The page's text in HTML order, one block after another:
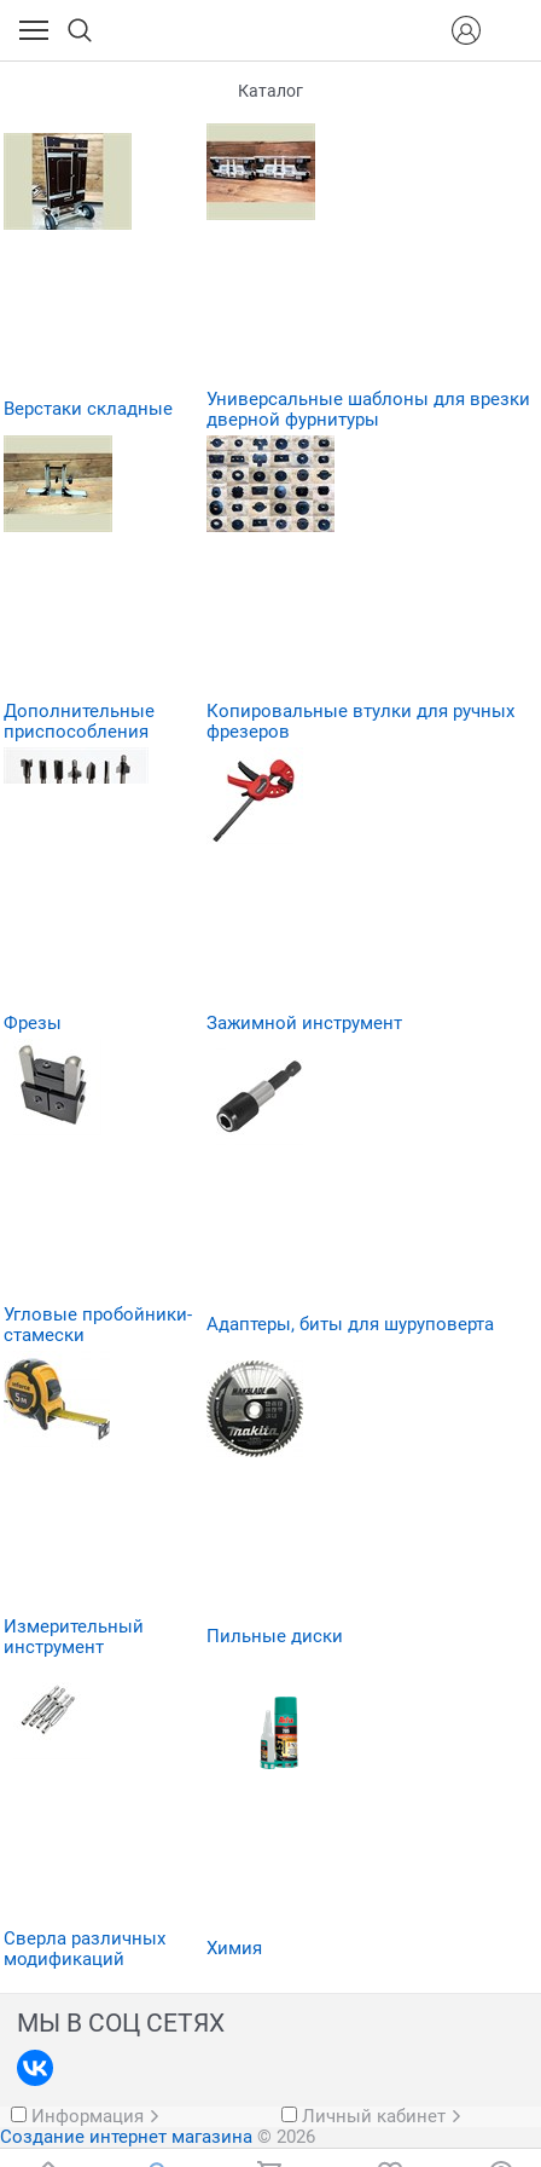
Каталог
Верстаки складные
Универсальные шаблоны для врезки
дверной фурнитуры
Дополнительные
приспособления
Копировальные втулки для ручных
фрезеров
Фрезы Зажимной инструмент
Угловые пробойники-
стамески
Адаптеры, биты для шуруповерта
Измерительный
инструмент
Пильные диски
Сверла различных
модификаций
Химия
МЫ В СОЦ СЕТЯХ
Информация
Личный кабинет
Создание интернет магазина © 2026